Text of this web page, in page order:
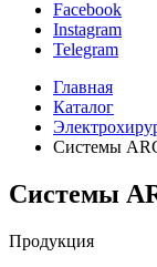
Facebook
Instagram
Telegram
Главная
Каталог
Системы
Системы
Продукция